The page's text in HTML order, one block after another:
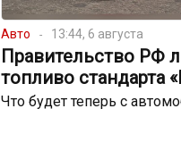
Авто 13:44, 6 августа
Правительство РФ
топливо стандарта
Что будет теперь с